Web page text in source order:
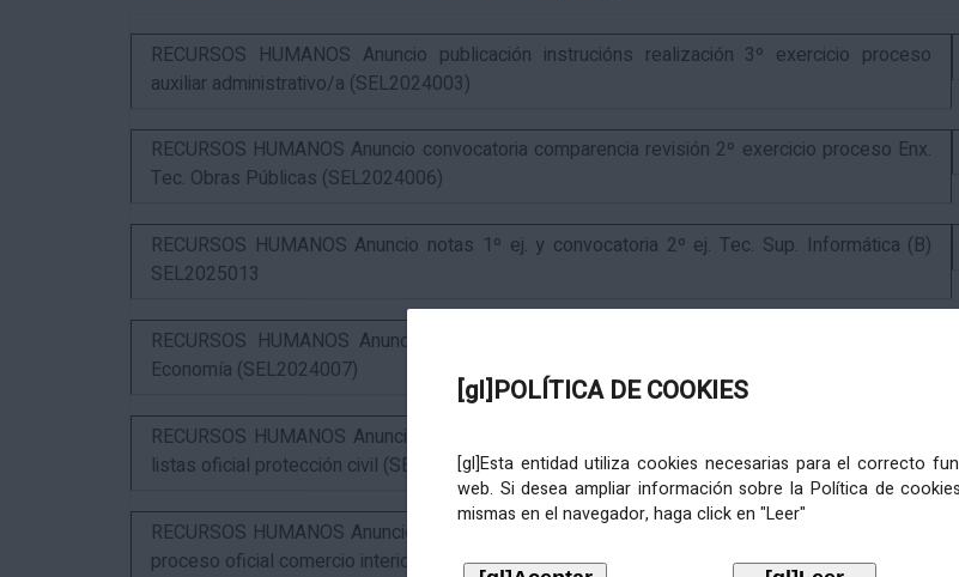
[gl]POLÍTICA DE COOKIES
[gl]Esta entidad utiliza cookies necesarias para el correcto
web. Si desea ampliar información sobre la Política de
mismas en el navegador, haga click en "Leer"
RECURSOS HUMANOS Anuncio publicación instrucións realización 3º exercicio proceso
auxiliar administrativo/a (SEL2024003)
RECURSOS HUMANOS Anuncio convocatoria comparencia revisión 2º exercicio proceso Enx.
Tec. Obras Públicas (SEL2024006)
RECURSOS HUMANOS Anuncio notas 1º ej. y convocatoria 2º ej. Tec. Sup. Informática (B)
SEL2025013
RECURSOS HUMANOS Anuncio resultados 3º exercicio e finalización proceso Tec. Sup.
Economía (SEL2024007)
RECURSOS HUMANOS Anuncio resultados 1º exercicio e anuncio final proceso elaboración
listas oficial protección civil (SEL2026016)
RECURSOS HUMANOS Anuncio resultados 2º exercicio e puntuación provisional de concurso
proceso oficial comercio interior (SEL2023015